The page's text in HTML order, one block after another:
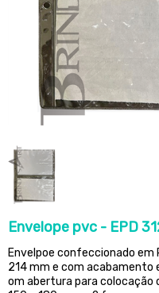
Envelope pvc - EPD
Envelpoe confeccionado em
214 mm e com acabamento
om abertura para colocação